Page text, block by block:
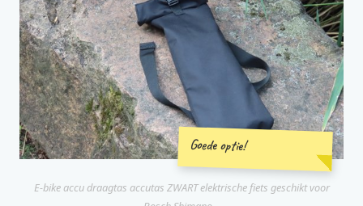
Goede optie!
E-bike accu draagtas accutas ZWART elektrische fiets geschikt voor